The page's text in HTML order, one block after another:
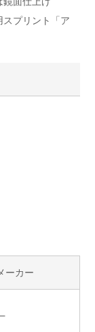
スプリント「ア
ーカー